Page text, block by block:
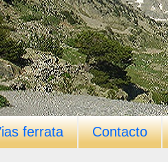
ferrata Contacto